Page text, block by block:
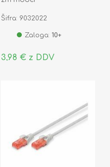
Šifra: 9032022
Zaloga: 10+
3,98 € z DDV